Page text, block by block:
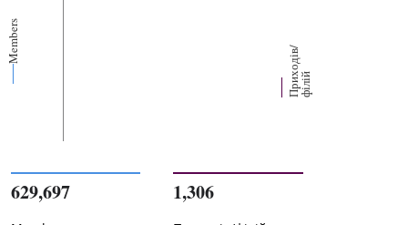
Members
П
р
их
о
д
і
в
/
ф
і
л
ій
629,697 1,306